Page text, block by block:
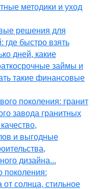
методики и уход
решения для
где быстро взять
дней, какие
займы и
такие финансовые
поколения: гранит
завода гранитных
и выгодные
дизайна...
поколения:
солнца, стильное